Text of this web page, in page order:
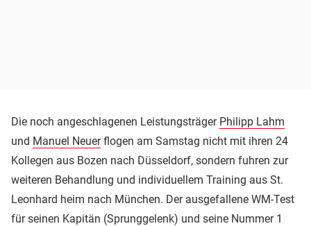
Die noch angeschlagenen Leistungsträger Philipp Lahm
und Manuel Neuerflogen am Samstag nicht mit ihren 24
Kollegen aus Bozen nach Düsseldorf, sondern fuhren zur
weiteren Behandlung und individuellem Training aus St.
Leonhard heim nach München. Der ausgefallene WM-Test
für seinen Kapitän (Sprunggelenk) und seine Nummer 1